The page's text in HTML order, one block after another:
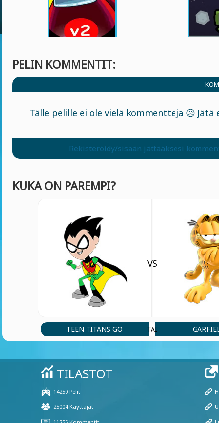
PELIN KOMMENTIT:
Tälle pelille ei ole vielä kommentteja 😥 Jätä
Rekisteröidy/sisään jättääksesi
KUKA ON PAREMPI?
TEEN TITANS GO
VS
TAI